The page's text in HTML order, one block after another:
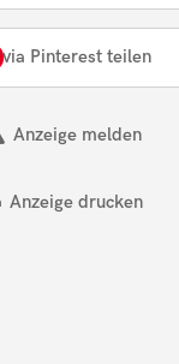
via Pinterest teilen
Anzeige melden
Anzeige drucken